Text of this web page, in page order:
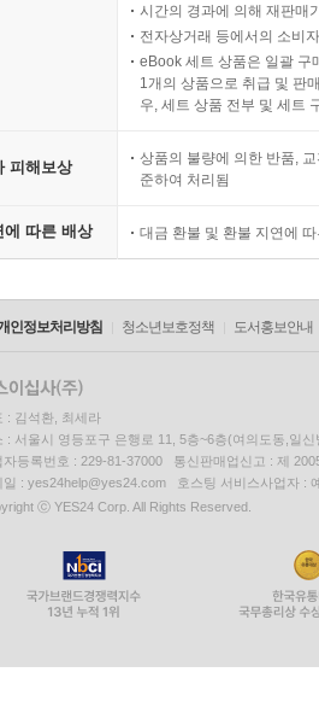
시간의 경과에 의해 재판매
전자상거래 등에서의 소비
eBook 세트 상품은 일괄 구
1개의 상품으로 취급 및 판
우, 세트 상품 전부 및 세트
피해보상
상품의 불량에 의한 반품,
준하여 처리됨
에 따른 배상 대금 환불 및 환불 지연에
인정보처리방침 청소년보호정책 도서홍보안내
: 김석환, 최세라
: 서울시 영등포구 은행로 11, 5층~6층(여의도동,일신
자등록번호 : 229-81-37000 통신판매업신고 : 제
일 : yes24help@yes24.com 호스팅 서비스사업자 :
ⓒ YES24 Corp. All Rights Reserved.